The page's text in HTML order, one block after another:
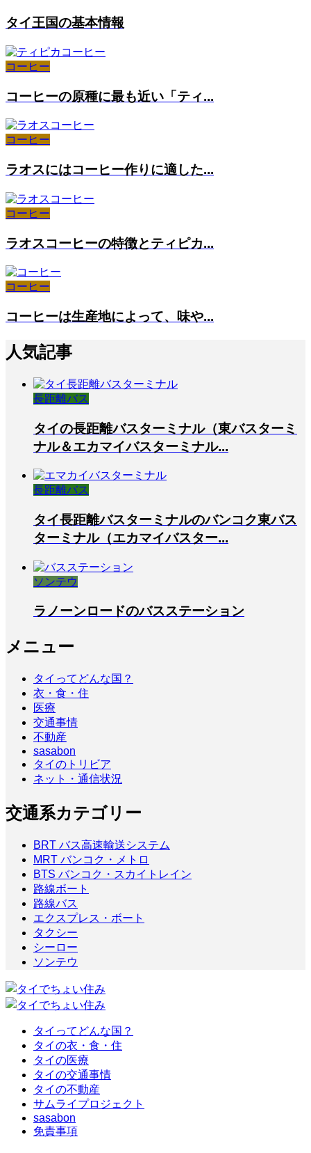
タイ王国の基本情報
コーヒー
コーヒーの原種に最も近い「ティ...
コーヒー
ラオスにはコーヒー作りに適した...
コーヒー
ラオスコーヒーの特徴とティピカ...
コーヒー
コーヒーは生産地によって、味や...
人気記事
長距離バス
タイの長距離バスターミナル（東バスターミ
ナル＆エカマイバスターミナル...
長距離バス
タイ長距離バスターミナルのバンコク東バス
ターミナル（エカマイバスター...
ソンテウ
ラノーンロードのバスステーション
メニュー
タイってどんな国？
衣・食・住
医療
交通事情
不動産
sasabon
タイのトリビア
ネット・通信状況
交通系カテゴリー
BRT バス高速輸送システム
MRT バンコク・メトロ
BTS バンコク・スカイトレイン
路線ボート
路線バス
エクスプレス・ボート
タクシー
シーロー
ソンテウ
タイってどんな国？
タイの衣・食・住
タイの医療
タイの交通事情
タイの不動産
サムライプロジェクト
sasabon
免責事項